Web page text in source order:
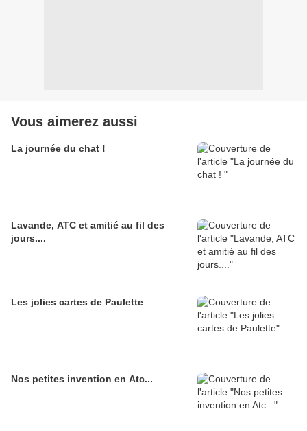
Vous aimerez aussi
La journée du chat !
Lavande, ATC et amitié au fil des
jours....
Les jolies cartes de Paulette
Nos petites invention en Atc...